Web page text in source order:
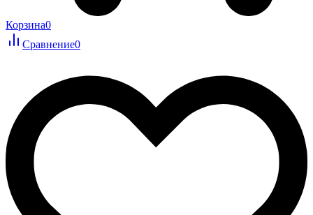
Корзина0
Сравнение0